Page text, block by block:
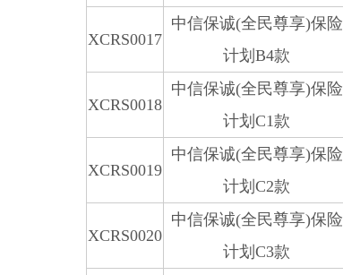
XCRS0017
中信保诚(全民尊享)保险
计划B4款
XCRS0018
中信保诚(全民尊享)保险
计划C1款
XCRS0019
中信保诚(全民尊享)保险
计划C2款
XCRS0020
中信保诚(全民尊享)保险
计划C3款